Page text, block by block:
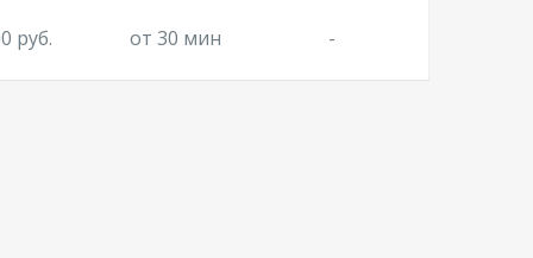
руб. от 30 мин -